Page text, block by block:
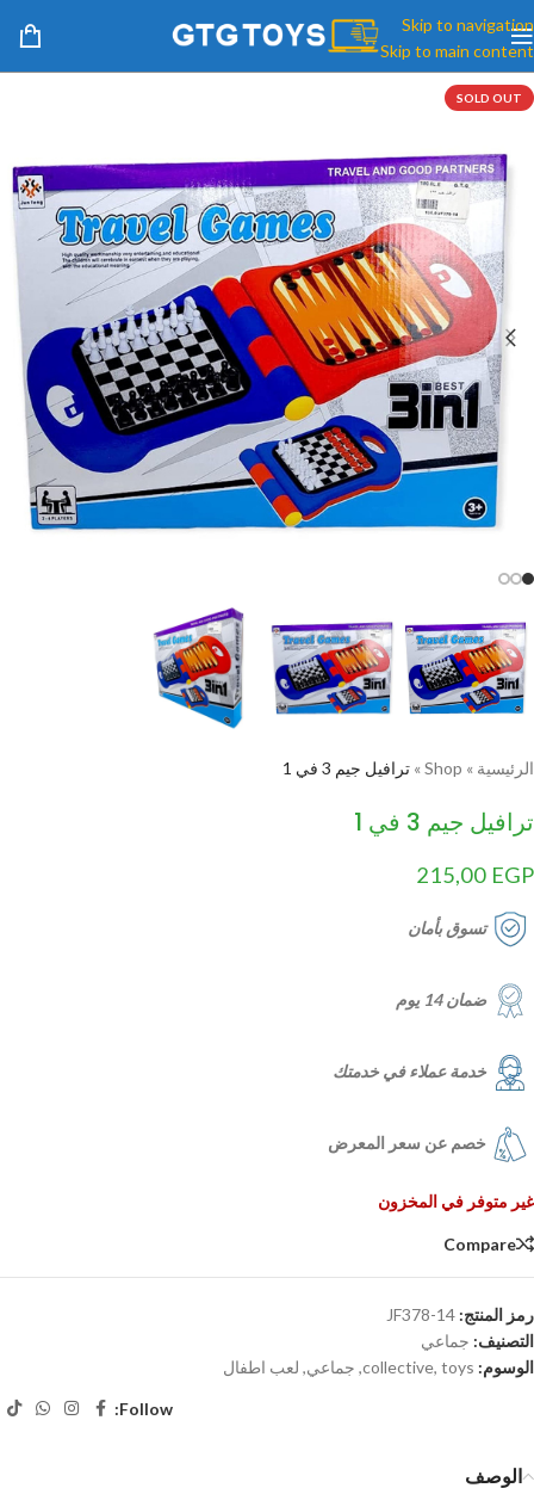
Skip to navigation
Skip to main content
SOLD OUT
الرئيسية »
Shop
» ترافيل جيم 3 في 1
ترافيل جيم 3 في 1
215,00 EGP
تسوق بأمان
ضمان 14 يوم
خدمة عملاء في خدمتك
خصم عن سعر المعرض
غير متوفر في المخزون
Compare
رمز المنتج: JF378-14
التصنيف: جماعي
الوسوم:
collective, toys
, جماعي, لعب اطفال
Follow:
الوصف